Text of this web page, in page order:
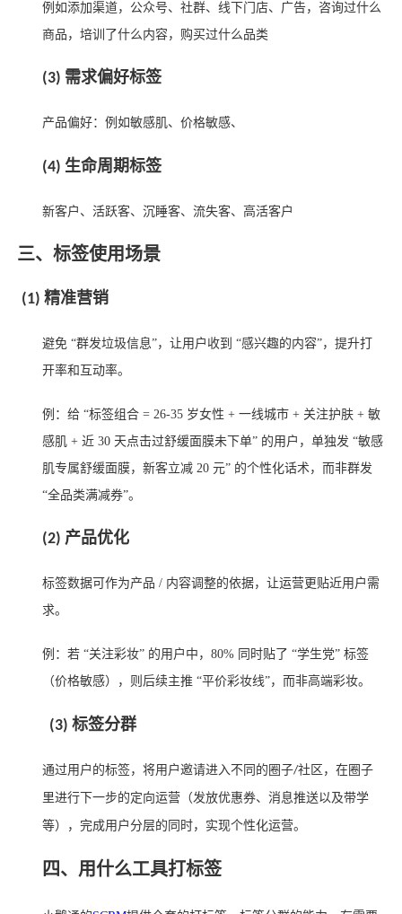
例如添加渠道，公众号、社群、线下门店、广告，咨询过什么
商品，培训了什么内容，购买过什么品类
(3) 需求偏好标签
产品偏好：例如敏感肌、价格敏感、
(4) 生命周期标签
新客户、活跃客、沉睡客、流失客、高活客户
三、标签使用场景
(1) 精准营销
避免 “群发垃圾信息”，让用户收到 “感兴趣的内容”，提升打
开率和互动率。
例：给 “标签组合 = 26-35 岁女性 + 一线城市 + 关注护肤 + 敏
感肌 + 近 30 天点击过舒缓面膜未下单” 的用户，单独发 “敏感
肌专属舒缓面膜，新客立减 20 元” 的个性化话术，而非群发
“全品类满减券”。
(2) 产品优化
标签数据可作为产品 / 内容调整的依据，让运营更贴近用户需
求。
例：若 “关注彩妆” 的用户中，80% 同时贴了 “学生党” 标签
（价格敏感），则后续主推 “平价彩妆线”，而非高端彩妆。
(3)标签分群
通过用户的标签，将用户邀请进入不同的圈子/社区，在圈子
里进行下一步的定向运营（发放优惠券、消息推送以及带学
等），完成用户分层的同时，实现个性化运营。
四、用什么工具打标签